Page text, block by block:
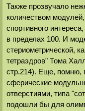
Также прозвучало
количеством
спортивного
в пределах 100. И
стериометрической,
тетраэдров" Тома
стр.214). Еще, помню,
сферические
отверстиями, типа
подошли бы для